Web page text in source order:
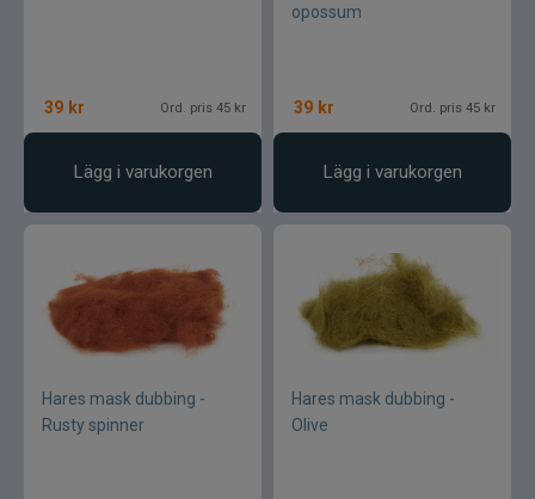
39 kr Ord. pris 45 kr
Lägg i varukorgen
opossum
39 kr Ord. pris 45 kr
Lägg i varukorgen
Hares mask dubbing -
Rusty spinner
Hares mask dubbing -
Olive